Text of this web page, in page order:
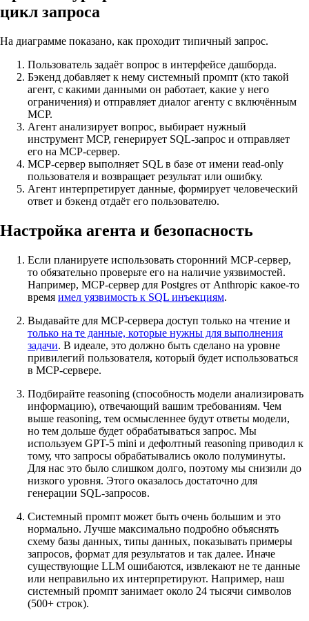
цикл запроса
На диаграмме показано, как проходит типичный запрос.
Пользователь задаёт вопрос в интерфейсе дашборда.
Бэкенд добавляет к нему системный промпт (кто такой
агент, с какими данными он работает, какие у него
ограничения) и отправляет диалог агенту с включённым
MCP.
Агент анализирует вопрос, выбирает нужный
инструмент MCP, генерирует SQL-запрос и отправляет
его на MCP-сервер.
MCP-сервер выполняет SQL в базе от имени read-only
пользователя и возвращает результат или ошибку.
Агент интерпретирует данные, формирует человеческий
ответ и бэкенд отдаёт его пользователю.
Настройка агента и безопасность
Если планируете использовать сторонний MCP-сервер,
то обязательно проверьте его на наличие уязвимостей.
Например, MCP-сервер для Postgres от Anthropic какое-то
время имел уязвимость к SQL инъекциям.
Выдавайте для MCP-сервера доступ только на чтение и
только на те данные, которые нужны для выполнения
задачи. В идеале, это должно быть сделано на уровне
привилегий пользователя, который будет использоваться
в MCP-сервере.
Подбирайте reasoning (способность модели анализировать
информацию), отвечающий вашим требованиям. Чем
выше reasoning, тем осмысленнее будут ответы модели,
но тем дольше будет обрабатываться запрос. Мы
используем GPT-5 mini и дефолтный reasoning приводил к
тому, что запросы обрабатывались около полуминуты.
Для нас это было слишком долго, поэтому мы снизили до
низкого уровня. Этого оказалось достаточно для
генерации SQL-запросов.
Системный промпт может быть очень большим и это
нормально. Лучше максимально подробно объяснять
схему базы данных, типы данных, показывать примеры
запросов, формат для результатов и так далее. Иначе
существующие LLM ошибаются, извлекают не те данные
или неправильно их интерпретируют. Например, наш
системный промпт занимает около 24 тысячи символов
(500+ строк).